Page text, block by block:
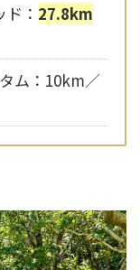
： 27.8km
ム：10km／